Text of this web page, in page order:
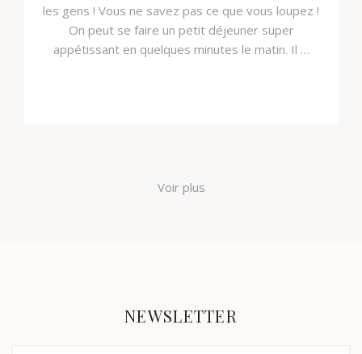
les gens ! Vous ne savez pas ce que vous loupez !
On peut se faire un petit déjeuner super
appétissant en quelques minutes le matin. Il …
Voir plus
NEWSLETTER